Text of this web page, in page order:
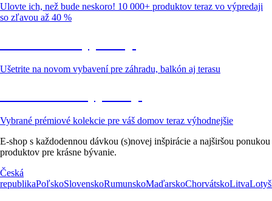
Ulovte ich, než bude neskoro! 10 000+ produktov teraz vo výpredaji
so zľavou až 40 %
Ušetrite na novom vybavení pre záhradu, balkón aj terasu
Vybrané prémiové kolekcie pre váš domov teraz výhodnejšie
E-shop s každodennou dávkou (s)novej inšpirácie a najširšou ponukou
produktov pre krásne bývanie.
Česká
republikaPoľskoSlovenskoRumunskoMaďarskoChorvátskoLitva